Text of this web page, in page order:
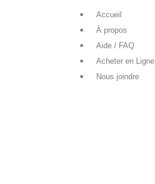
Accueil
À propos
Aide / FAQ
Acheter en Ligne
Nous joindre